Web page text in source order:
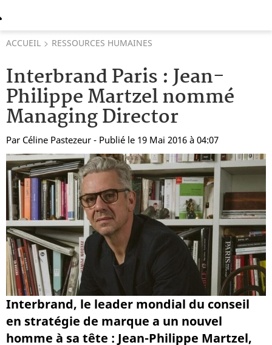
ACCUEIL RESSOURCES HUMAINES
Interbrand Paris : Jean-
Philippe Martzel nommé
Managing Director
Par Céline Pastezeur - Publié le 19 Mai 2016 à 04:07
Interbrand, le leader mondial du conseil
en stratégie de marque a un nouvel
homme à sa tête : Jean-Philippe Martzel,